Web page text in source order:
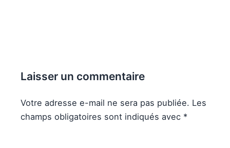
Laisser un commentaire
Votre adresse e-mail ne sera pas publiée. Les
champs obligatoires sont indiqués avec *